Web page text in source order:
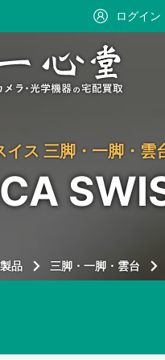
ログイン
イス 三脚・一脚・雲
品 三脚・一脚・雲台